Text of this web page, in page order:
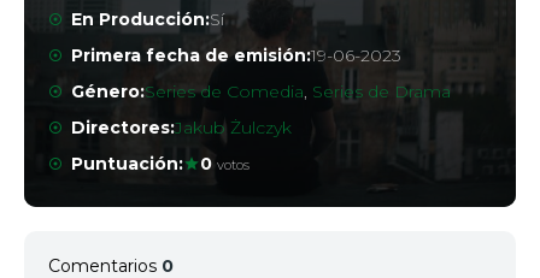
En Producción:Sí
Primera fecha de emisión:19-06-2023
Género:Series de Comedia, Series de Drama
Directores:Jakub Żulczyk
Puntuación:
0 votos
Comentarios 0